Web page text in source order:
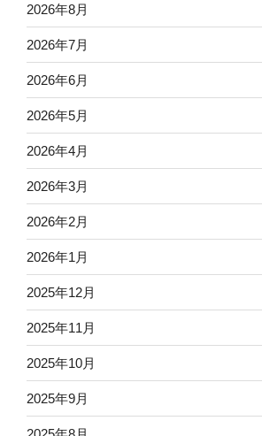
2026年8月
2026年7月
2026年6月
2026年5月
2026年4月
2026年3月
2026年2月
2026年1月
2025年12月
2025年11月
2025年10月
2025年9月